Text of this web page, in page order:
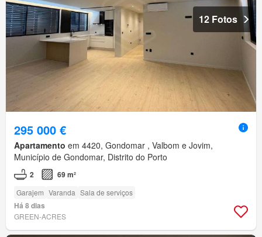
12 Fotos
295 000 €
Apartamento em 4420, Gondomar , Valbom e Jovim,
Município de Gondomar, Distrito do Porto
2 69 m²
Garajem Varanda Sala de serviços
Há 8 dias
GREEN-ACRES